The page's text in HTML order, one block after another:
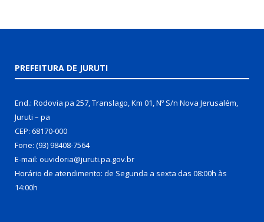
PREFEITURA DE JURUTI
End.: Rodovia pa 257, Translago, Km 01, Nº S/n Nova Jerusalém,
Juruti – pa
CEP: 68170-000
Fone: (93) 98408-7564
E-mail: ouvidoria@juruti.pa.gov.br
Horário de atendimento: de Segunda a sexta das 08:00h às
14:00h